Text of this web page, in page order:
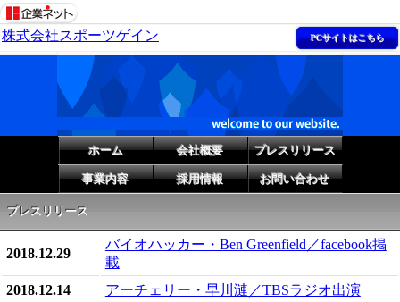
株式会社スポーツゲイン PCサイトはこちら
ホーム 会社概要 プレスリリース
事業内容 採用情報 お問い合わせ
プレスリリース
2018.12.29
バイオハッカー・Ben Greenfield／facebook掲
載
2018.12.14
アーチェリー・早川漣／TBSラジオ出演